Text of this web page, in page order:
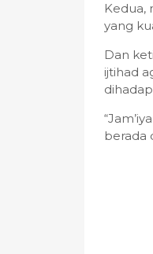
Kedua,
yang
Dan
ijtihad
berada